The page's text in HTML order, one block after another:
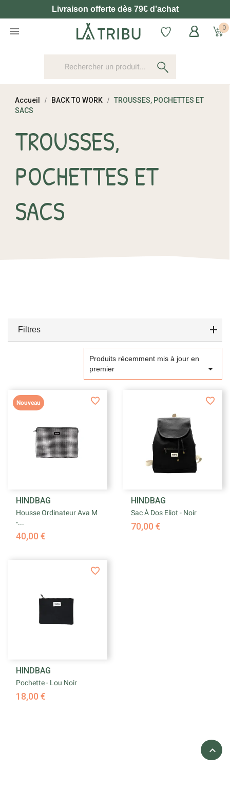
Livraison offerte dès 79€ d’achat
 0
Accueil BACK TO WORK
TROUSSES, POCHETTES ET
SACS
TROUSSES,
POCHETTES ET
SACS
Filtres
Produits récemment mis à jour en
premier

HINDBAG
Housse Ordinateur Ava M
-...
40,00 €
Nouveau
HINDBAG
Sac À Dos Eliot - Noir
70,00 €
HINDBAG
Pochette - Lou Noir
18,00 €
